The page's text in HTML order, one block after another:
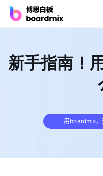
产品
博思白板SDK
新手指南！
用boardmix